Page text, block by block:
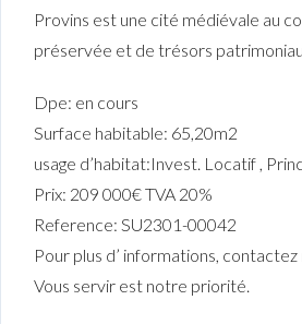
Provins est une cité médiévale au
préservée et de trésors
Dpe: en cours
Surface habitable: 65,20m2
usage d’habitat:Invest. Locatif ,
Prix: 209 000€ TVA 20%
Reference: SU2301-00042
Pour plus d’ informations, contactez
Vous servir est notre priorité.